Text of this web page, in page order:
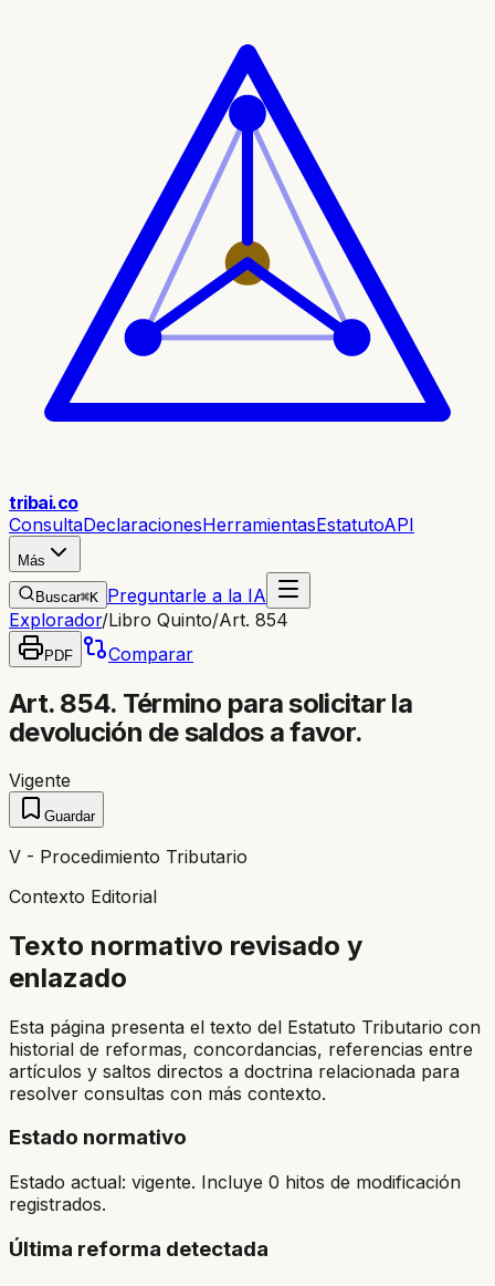
tribai.co
ConsultaDeclaracionesHerramientasEstatutoAPI
Más
Buscar⌘K Preguntarle a la IA
Explorador/Libro Quinto/Art. 854
PDF Comparar
Art. 854. Término para solicitar la
devolución de saldos a favor.
Vigente
Guardar
V - Procedimiento Tributario
Contexto Editorial
Texto normativo revisado y
enlazado
Esta página presenta el texto del Estatuto Tributario con
historial de reformas, concordancias, referencias entre
artículos y saltos directos a doctrina relacionada para
resolver consultas con más contexto.
Estado normativo
Estado actual: vigente. Incluye 0 hitos de modificación
registrados.
Última reforma detectada